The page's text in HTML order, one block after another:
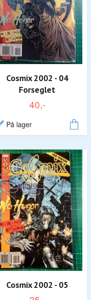
Cosmix 2002 - 04
Forseglet
40,-
På lager
Cosmix 2002 - 05